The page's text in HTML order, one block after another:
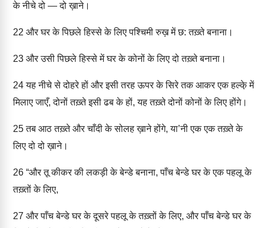
के नीचे दो — दो ख़ाने।
22 और घर के पिछले हिस्से के लिए पश्चिमी रुख़ में छ: तख़्ते बनाना।
23 और उसी पिछले हिस्से में घर के कोनों के लिए दो तख़्ते बनाना।
24यह नीचे से दोहरे हों और इसी तरह ऊपर के सिरे तक आकर एक हल्के़ में
मिलाए जाएँ, दोनों तख़्ते इसी ढब के हों, यह तख़्ते दोनों कोनों के लिए होंगे।
25तब आठ तख़्ते और चाँदी के सोलह ख़ाने होंगे, या’नी एक एक तख़्ते के
लिए दो दो ख़ाने।
26 “और तू कीकर की लकड़ी के बेन्डे बनाना, पाँच बेन्डे घर के एक पहलू के
तख़्तों के लिए,
27 और पाँच बेन्डे घर के दूसरे पहलू के तख़्तों के लिए, और पाँच बेन्डे घर के